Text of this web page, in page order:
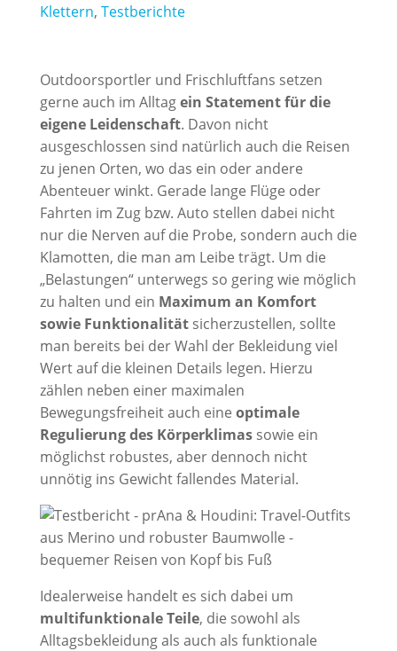
Klettern, Testberichte
Outdoorsportler und Frischluftfans setzen
gerne auch im Alltagein Statement für die
eigene Leidenschaft. Davon nicht
ausgeschlossen sind natürlich auch die Reisen
zu jenen Orten, wo das ein oder andere
Abenteuer winkt. Gerade lange Flüge oder
Fahrten im Zug bzw. Auto stellen dabei nicht
nur die Nerven auf die Probe, sondern auch die
Klamotten, die man am Leibe trägt. Um die
„Belastungen“ unterwegs so gering wie möglich
zu halten und ein Maximum an Komfort
sowie Funktionalitätsicherzustellen, sollte
man bereits bei der Wahl der Bekleidung viel
Wert auf die kleinen Details legen. Hierzu
zählen neben einer maximalen
Bewegungsfreiheit auch eine optimale
Regulierung des Körperklimassowie ein
möglichst robustes, aber dennoch nicht
unnötig ins Gewicht fallendes Material.
Idealerweise handelt es sich dabei um
multifunktionale Teile, die sowohl als
Alltagsbekleidung als auch als funktionale